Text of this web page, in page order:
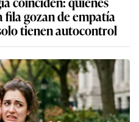
fila gozan de empatía
tienen autocontrol